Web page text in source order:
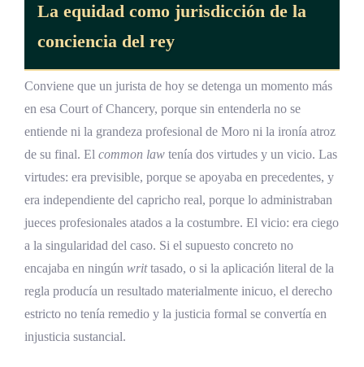
gobernantes y políticos?
¿Es verdad que Tomás Moro persiguió y
mandó quemar herejes?
¿Torturó Tomás Moro personalmente a los
herejes en su jardín de Chelsea?
¿Qué relación tuvo Tomás Moro con Erasmo
de Róterdam?
¿Quién fue Margaret Roper, la hija de Tomás
¿Educó Tomás Moro a sus hijas igual que a
su hijo?
¿Qué son A Man for All Seasons y Wolf Hall y
La equidad como jurisdicción de la
conciencia del rey
Conviene que un jurista de hoy se detenga un momento más
en esa Court of Chancery, porque sin entenderla no se
entiende ni la grandeza profesional de Moro ni la ironía atroz
de su final. El common law tenía dos virtudes y un vicio. Las
virtudes: era previsible, porque se apoyaba en precedentes, y
era independiente del capricho real, porque lo administraban
jueces profesionales atados a la costumbre. El vicio: era ciego
a la singularidad del caso. Si el supuesto concreto no
encajaba en ningún writtasado, o si la aplicación literal de la
regla producía un resultado materialmente inicuo, el derecho
estricto no tenía remedio y la justicia formal se convertía en
injusticia sustancial.